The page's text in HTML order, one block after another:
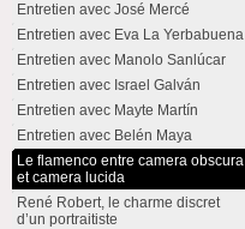
Entretien avec José Mercé
Entretien avec Eva La Yerbabuena
Entretien avec Manolo Sanlúcar
Entretien avec Israel Galván
Entretien avec Mayte Martín
Entretien avec Belén Maya
Le flamenco entre camera obscura
et camera lucida
René Robert, le charme discret
d’un portraitiste